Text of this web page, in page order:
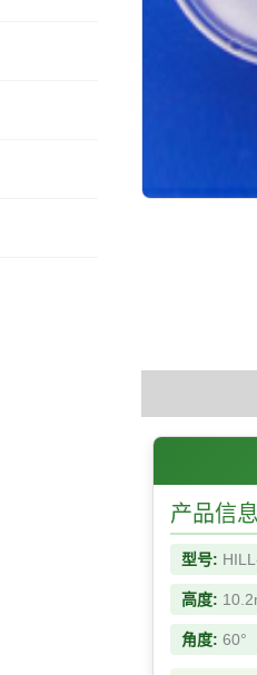
产品信息
型号:
高度:
角度: 60°